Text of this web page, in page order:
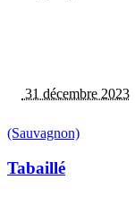
31 décembre 2023
(Sauvagnon)
Tabaillé